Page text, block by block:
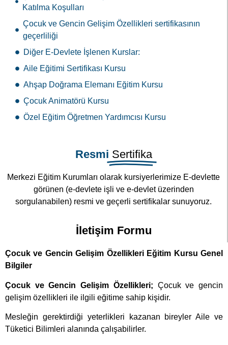
Katılma Koşulları
Çocuk ve Gencin Gelişim Özellikleri sertifikasının
geçerliliği
Diğer E-Devlete İşlenen Kurslar:
Aile Eğitimi Sertifikası Kursu
Ahşap Doğrama Elemanı Eğitim Kursu
Çocuk Animatörü Kursu
Özel Eğitim Öğretmen Yardımcısı Kursu
Resmi Sertifika
Merkezi Eğitim Kurumları olarak kursiyerlerimize E-devlette
görünen (e-devlete işli ve e-devlet üzerinden
sorgulanabilen) resmi ve geçerli sertifikalar sunuyoruz.
İletişim Formu
Çocuk ve Gencin Gelişim Özellikleri Eğitim Kursu Genel
Bilgiler
Çocuk ve Gencin Gelişim Özellikleri; Çocuk ve gencin
gelişim özellikleri ile ilgili eğitime sahip kişidir.
Mesleğin gerektirdiği yeterlikleri kazanan bireyler Aile ve
Tüketici Bilimleri alanında çalışabilirler.